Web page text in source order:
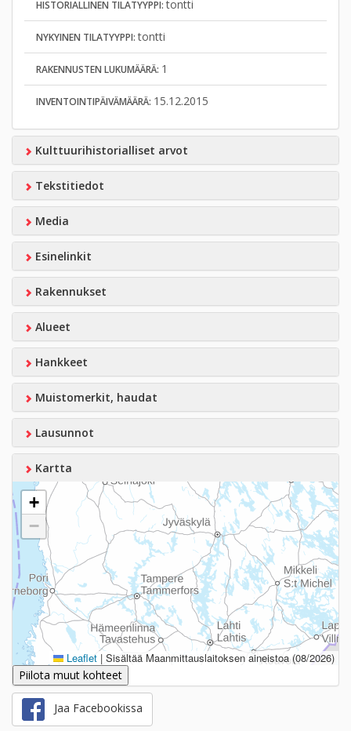
HISTORIALLINEN TILATYYPPI:tontti
NYKYINEN TILATYYPPI:tontti
RAKENNUSTEN LUKUMÄÄRÄ: 1
INVENTOINTIPÄIVÄMÄÄRÄ: 15.12.2015
Kulttuurihistorialliset arvot
Tekstitiedot
Media
Esinelinkit
Rakennukset
Alueet
Hankkeet
Muistomerkit, haudat
Lausunnot
Kartta
+
−
Leaflet | Sisältää Maanmittauslaitoksen aineistoa (08/2026)
Piilota muut kohteet
Jaa Facebookissa